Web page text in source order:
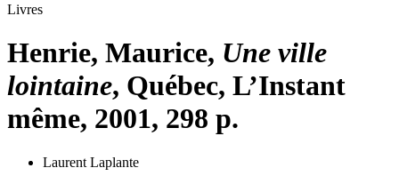
Livres
Henrie, Maurice, Une ville
lointaine, Québec, L’Instant
même, 2001, 298 p.
Laurent Laplante